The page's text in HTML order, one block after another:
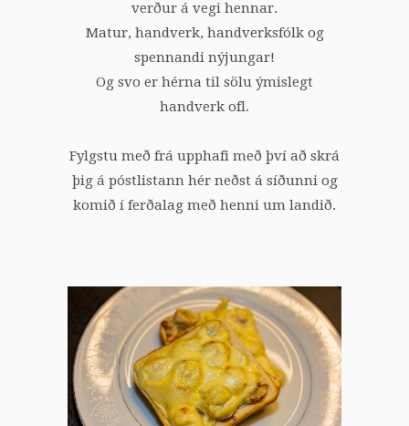
verður á vegi hennar.
Matur, handverk, handverksfólk og
spennandi nýjungar!
Og svo er hérna til sölu ýmislegt
handverk ofl.
Fylgstu með frá upphafi með því að skrá
þig á póstlistann hér neðst á síðunni og
komið í ferðalag með henni um landið.